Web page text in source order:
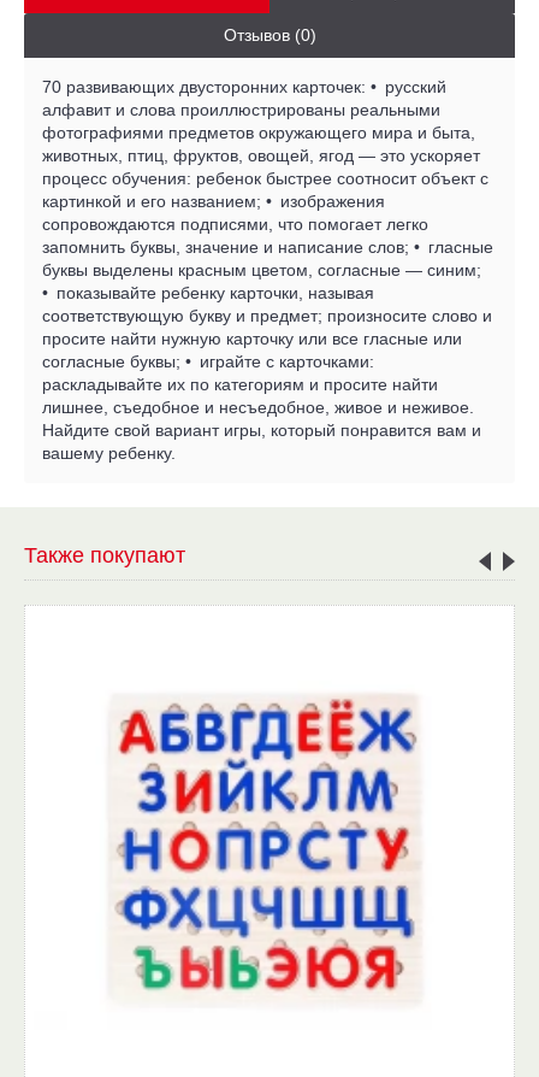
Отзывов (0)
70 развивающих двусторонних карточек: • русский
алфавит и слова проиллюстрированы реальными
фотографиями предметов окружающего мира и быта,
животных, птиц, фруктов, овощей, ягод — это ускоряет
процесс обучения: ребенок быстрее соотносит объект с
картинкой и его названием; • изображения
сопровождаются подписями, что помогает легко
запомнить буквы, значение и написание слов; • гласные
буквы выделены красным цветом, согласные — синим;
• показывайте ребенку карточки, называя
соответствующую букву и предмет; произносите слово и
просите найти нужную карточку или все гласные или
согласные буквы; • играйте с карточками:
раскладывайте их по категориям и просите найти
лишнее, съедобное и несъедобное, живое и неживое.
Найдите свой вариант игры, который понравится вам и
вашему ребенку.
Также покупают